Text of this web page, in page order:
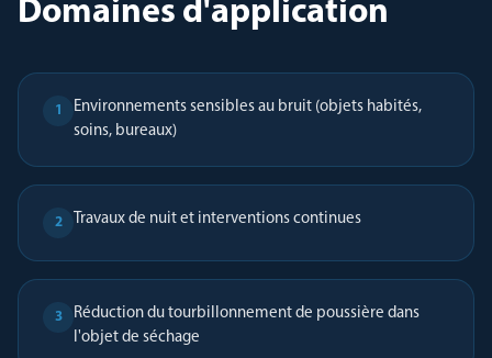
Domaines d'application
1
Environnements sensibles au bruit (objets habités,
soins, bureaux)
2 Travaux de nuit et interventions continues
3
Réduction du tourbillonnement de poussière dans
l'objet de séchage